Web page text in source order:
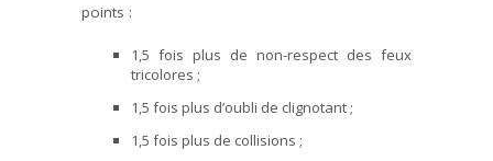
points :
1,5 fois plus de non-respect des feux
tricolores ;
1,5 fois plus d’oubli de clignotant ;
1,5 fois plus de collisions ;